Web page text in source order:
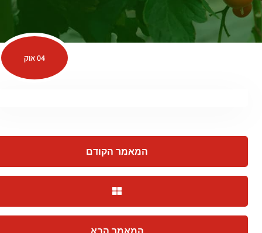
04 אוק
המאמר הקודם